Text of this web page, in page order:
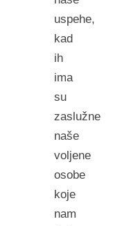
uspehe,
kad
ih
ima
su
zaslužne
naše
voljene
osobe
koje
nam